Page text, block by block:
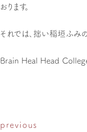
おります。
それでは、拙い稲垣ふみ
Brain Heal Head
previous